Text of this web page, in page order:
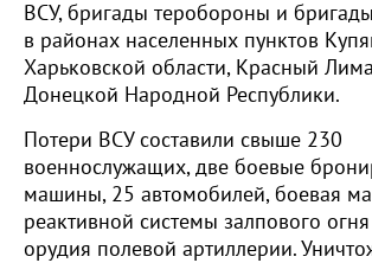
ВСУ, бригады теробороны и
в районах населенных пунктов
Харьковской области, Красный
Донецкой Народной Республики.
Потери ВСУ составили свыше 230
военнослужащих, две боевые
машины, 25 автомобилей, боевая
реактивной системы залпового
орудия полевой артиллерии.